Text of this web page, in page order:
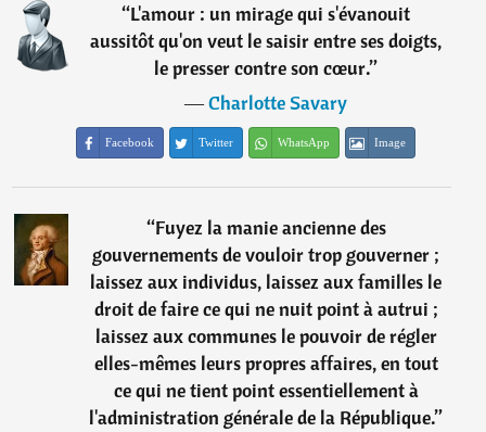
“L'amour : un mirage qui s'évanouit
aussitôt qu'on veut le saisir entre ses doigts,
le presser contre son cœur.”
―Charlotte Savary
Facebook Twitter WhatsApp Image
“Fuyez la manie ancienne des
gouvernements de vouloir trop gouverner ;
laissez aux individus, laissez aux familles le
droit de faire ce qui ne nuit point à autrui ;
laissez aux communes le pouvoir de régler
elles-mêmes leurs propres affaires, en tout
ce qui ne tient point essentiellement à
l'administration générale de la République.”